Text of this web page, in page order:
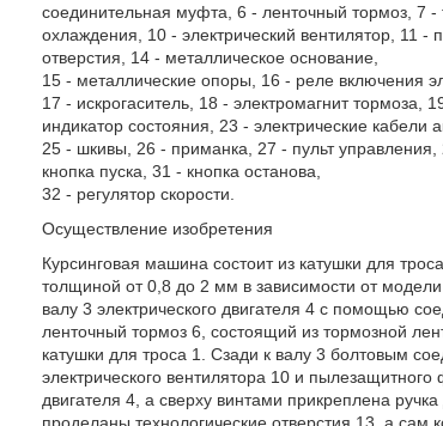
соединительная муфта, 6 - ленточный тормоз, 7
охлаждения, 10 - электрический вентилятор, 11
отверстия, 14 - металлическое основание,
15 - металлические опоры, 16 - реле включения
17 - искрогаситель, 18 - электромагнит тормоза,
индикатор состояния, 23 - электрические кабели
25 - шкивы, 26 - приманка, 27 - пульт
кнопка пуска, 31 - кнопка останова,
32 - регулятор скорости.
Осуществление изобретения
Курсинговая машина состоит из катушки для
толщиной от 0,8 до 2 мм в зависимости от
валу 3 электрического двигателя 4 с помощью
ленточный тормоз 6, состоящий из тормозной
катушки для троса 1. Сзади к валу 3 болтовым
электрического вентилятора 10 и
двигателя 4, а сверху винтами прикреплена